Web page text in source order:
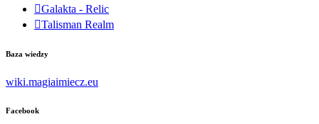
Galakta - Relic
Talisman Realm
Baza wiedzy
wiki.magiaimiecz.eu
Facebook